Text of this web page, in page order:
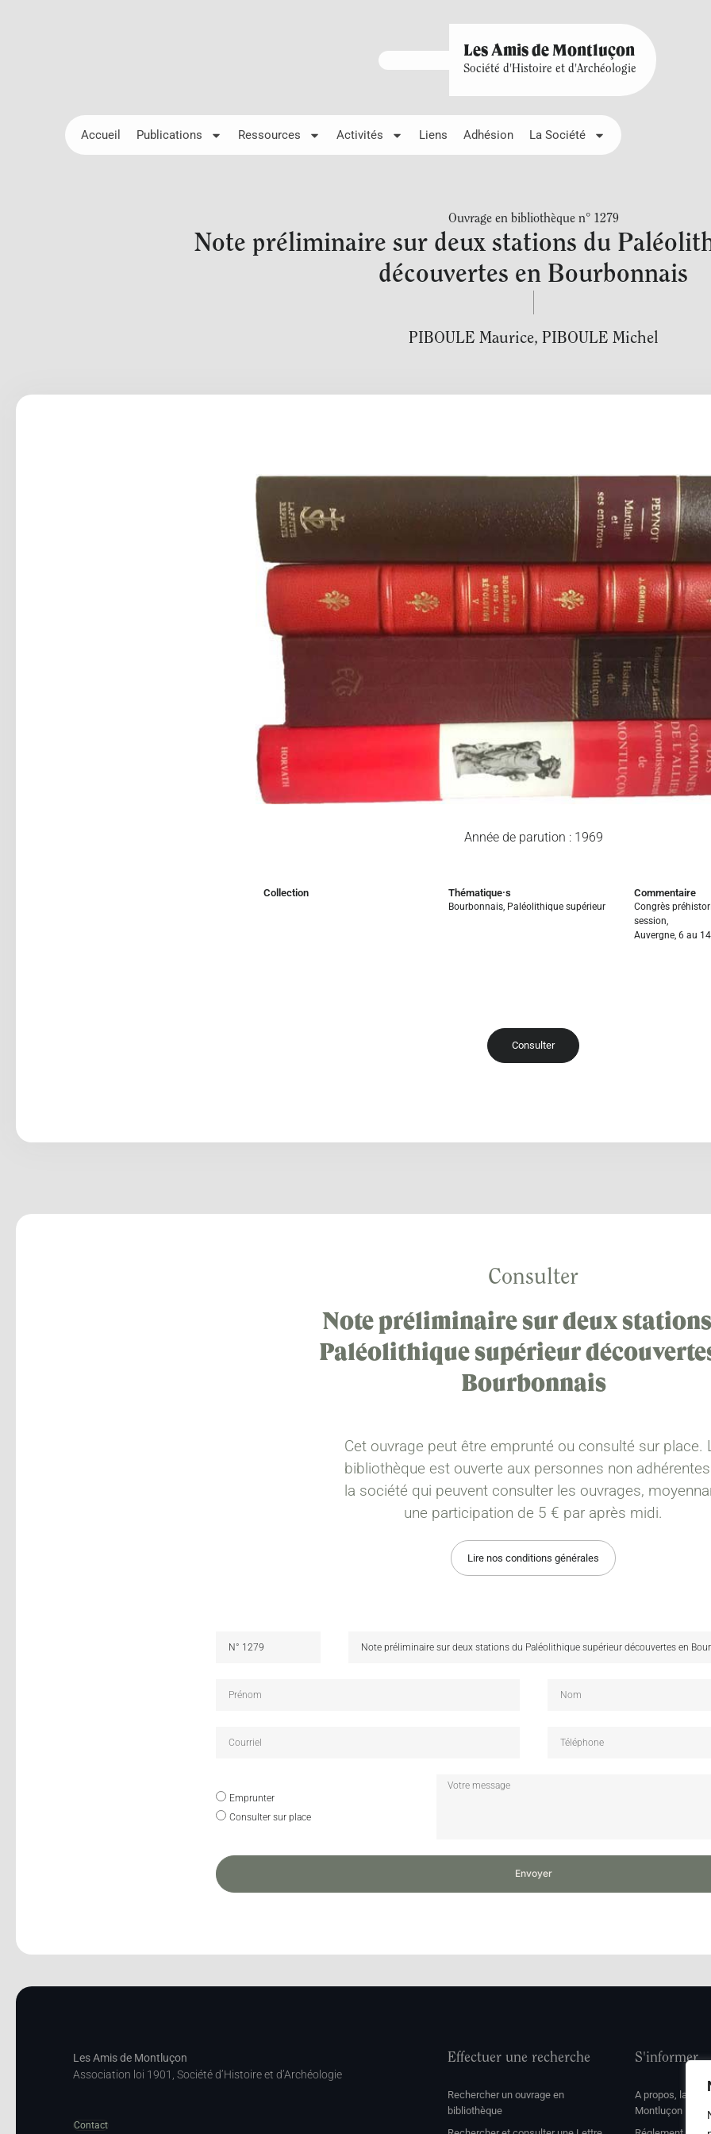
Les Amis de Montluçon
Société d'Histoire et d'Archéologie
Accueil Publications Ressources Activités Liens Adhésion La Société
Ouvrage en bibliothèque n° 1279
Note préliminaire sur deux stations du
découvertes en Bourbonnais
PIBOULE Maurice, PIBOULE Michel
Année de parution : 1969
Collection Thématique·s
Bourbonnais Paléolithique supérieur
Commentaire
Congrès
session,
Auvergne, 6 au
Consulter
Consulter
Note préliminaire sur deux
Paléolithique supérieur
Bourbonnais
Cet ouvrage peut être emprunté ou consulté sur place.
bibliothèque est ouverte aux personnes non
la société qui peuvent consulter les ouvrages,
une participation de 5 € par après midi.
Lire nos conditions générales
Emprunter
Consulter sur place
Envoyer
Les Amis de Montluçon
Association loi 1901, Société d’Histoire et d’Archéologie
Contact
Effectuer une recherche
Rechercher un ouvrage en
bibliothèque
S'informer
A propos, la
Montluçon